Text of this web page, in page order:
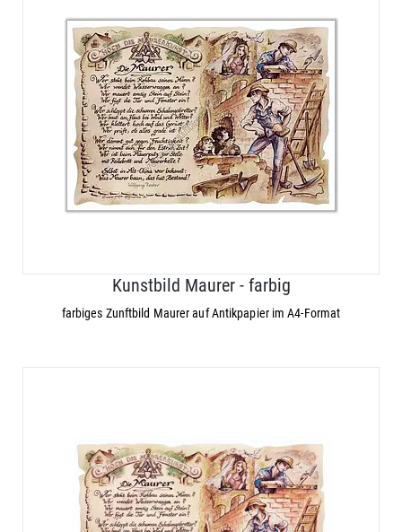
Kunstbild Maurer - farbig
farbiges Zunftbild Maurer auf Antikpapier im A4-Format